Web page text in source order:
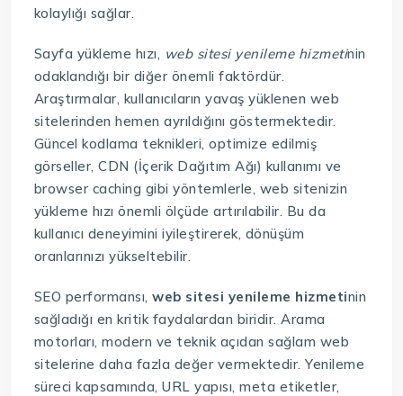
kolaylığı sağlar.
Sayfa yükleme hızı, web sitesi yenileme hizmetinin
odaklandığı bir diğer önemli faktördür.
Araştırmalar, kullanıcıların yavaş yüklenen web
sitelerinden hemen ayrıldığını göstermektedir.
Güncel kodlama teknikleri, optimize edilmiş
görseller, CDN (İçerik Dağıtım Ağı) kullanımı ve
browser caching gibi yöntemlerle, web sitenizin
yükleme hızı önemli ölçüde artırılabilir. Bu da
kullanıcı deneyimini iyileştirerek, dönüşüm
oranlarınızı yükseltebilir.
SEO performansı,web sitesi yenileme hizmetinin
sağladığı en kritik faydalardan biridir. Arama
motorları, modern ve teknik açıdan sağlam web
sitelerine daha fazla değer vermektedir. Yenileme
süreci kapsamında, URL yapısı, meta etiketler,